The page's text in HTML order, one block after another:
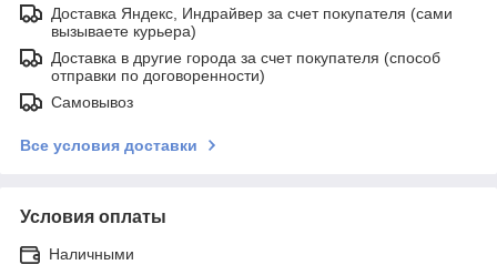
Доставка Яндекс, Индрайвер за счет покупателя (сами
вызываете курьера)
Доставка в другие города за счет покупателя (способ
отправки по договоренности)
Самовывоз
Все условия доставки
Условия оплаты
Наличными